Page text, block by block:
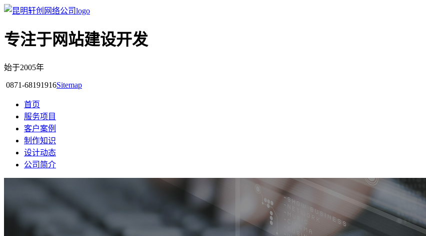
专注于网站建设开发
始于2005年
0871-68191916Sitemap
首页
服务项目
客户案例
制作知识
设计动态
公司简介